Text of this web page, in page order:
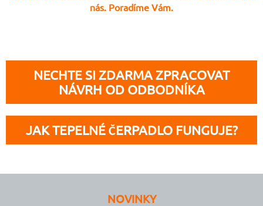
nás. Poradíme Vám.
NECHTE SI ZDARMA ZPRACOVAT
NÁVRH OD ODBODNÍKA
JAK TEPELNÉ ČERPADLO FUNGUJE?
NOVINKY